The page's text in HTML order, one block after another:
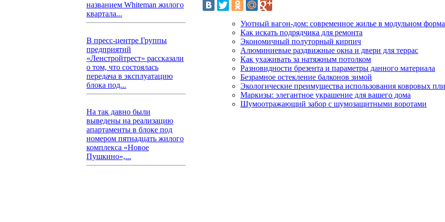
названием Whiteman жилого
квартала...
В пресс-центре Группы
предприятий
«Ленстройтрест» рассказали
о том, что состоялась
передача в эксплуатацию
блока под...
На так давно были
выведены на реализацию
апартаменты в блоке под
номером пятнадцать жилого
комплекса «Новое
Пушкино»,...
Уютный вагон-дом: современное жилье в модульном
Как искать подрядчика для ремонта
Экономичный полуторный кирпич
Алюминиевые раздвижные окна и двери для террас
Как ухаживать за натяжным потолком
Разновидности брезента и параметры данного материала
Безрамное остекление балконов зимой
Экологические преимущества использования ковровых
Маркизы: элегантное украшение для вашего дома
Шумоотражающий забор с шумозащитными воротами